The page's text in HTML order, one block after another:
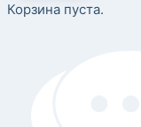
Корзина пуста.